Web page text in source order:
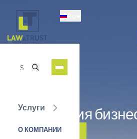
основному
содержанию
Услуги
О КОМПАНИИ
Регистрация
ЗАЯВКА НА УСЛУГУ